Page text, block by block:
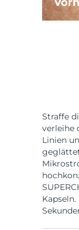
Straffe
verleihe
Linien